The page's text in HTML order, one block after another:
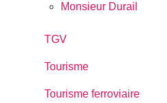
Monsieur Durail
TGV
Tourisme
Tourisme ferroviaire